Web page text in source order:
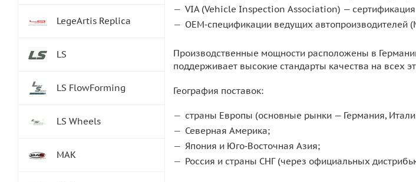
VIA (Vehicle Inspection Association) —
OEM‑спецификации ведущих автопроизводителей
Производственные мощности расположены в
поддерживает высокие стандарты качества на всех
География поставок:
страны Европы (основные рынки — Германия,
Северная Америка;
Япония и Юго‑Восточная Азия;
Россия и страны СНГ (через официальных
LegeArtis Replica
LS
LS FlowForming
LS Wheels
MAK